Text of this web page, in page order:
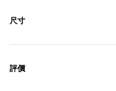
尺寸
評價